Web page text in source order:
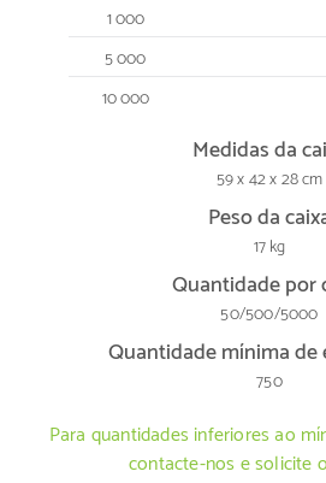
1 000
5 000
10 000
Medidas da
59 x 42 x 28 cm
Peso da
17 kg
Quantidade por
50/500/5000
Quantidade mínima de
750
Para quantidades inferiores ao
contacte-nos e solicite